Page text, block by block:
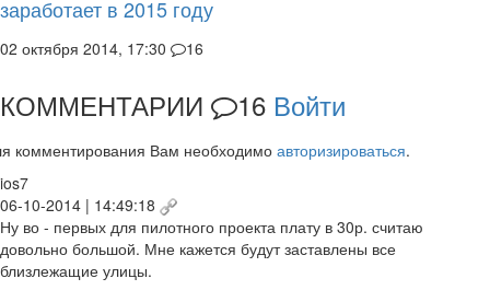
заработает в 2015 году
02 октября 2014, 17:30 16
КОММЕНТАРИИ 16 Войти
комментирования Вам необходимо авторизироваться.
ios7
06-10-2014 | 14:49:18
Ну во - первых для пилотного проекта плату в 30р. считаю
довольно большой. Мне кажется будут заставлены все
близлежащие улицы.